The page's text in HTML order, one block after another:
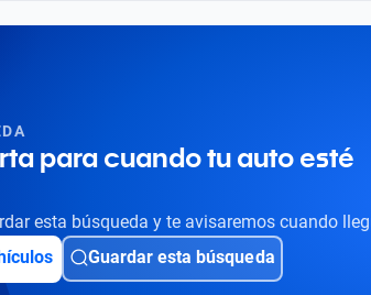
para cuando tu auto esté
esta búsqueda y te avisaremos cuando
Guardar esta búsqueda